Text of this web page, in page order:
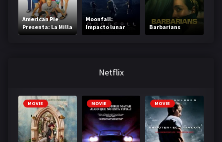
American Pie
Presenta: La Milla
Al Desnudo
Moonfall:
Impacto lunar
Barbarians
Netflix
MOVIE MOVIE MOVIE